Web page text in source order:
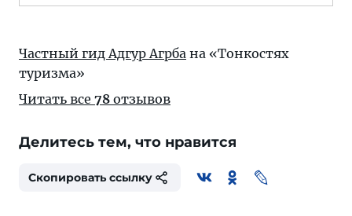
Частный гид Адгур Агрба на «Тонкостях
туризма»
Читать все 78 отзывов
Делитесь тем, что нравится
Скопировать ссылку